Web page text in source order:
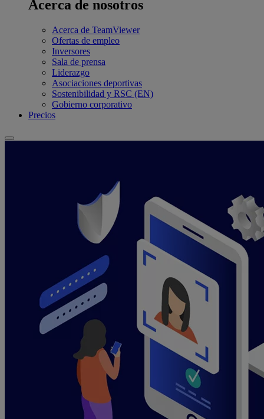
Acerca de nosotros
Acerca de TeamViewer
Ofertas de empleo
Inversores
Sala de prensa
Liderazgo
Asociaciones deportivas
Sostenibilidad y RSC (EN)
Gobierno corporativo
Precios